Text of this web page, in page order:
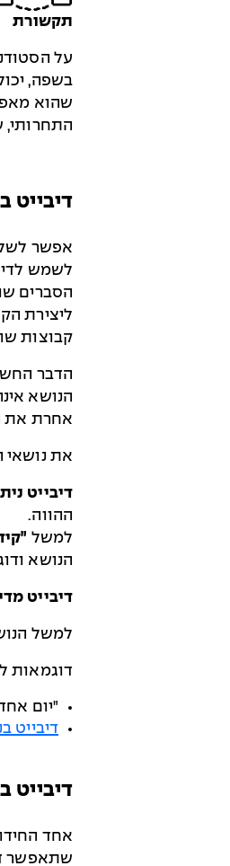
תקשורת
על
בשפה,
שהוא
התחרותי,
דיבייט
אפשר
לשמש
הסברים
ליצירת
קבוצות
הדבר
הנושא
אחרת את
את נושאי
דיבייט
ההווה.
למשל
הנושא
דיבייט
למשל
דוגמאות
"יום
דיבייט
דיבייט
אחד
שתאפשר